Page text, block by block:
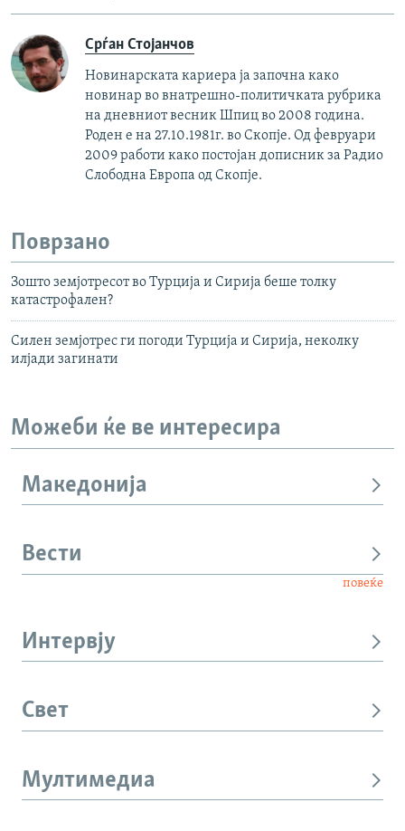
Срѓан Стојанчов
Новинарската кариера ја започна како
новинар во внатрешно-политичката рубрика
на дневниот весник Шпиц во 2008 година.
Роден е на 27.10.1981г. во Скопје. Од февруари
2009 работи како постојан дописник за Радио
Слободна Европа од Скопје.
Поврзано
Зошто земјотресот во Турција и Сирија беше толку
катастрофален?
Силен земјотрес ги погоди Турција и Сирија, неколку
илјади загинати
Можеби ќе ве интересира
Македонија
Вести
повеќе
Интервју
Свет
Мултимедиа